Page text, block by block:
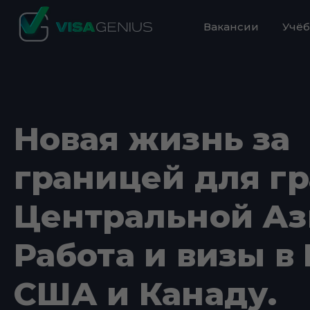
Вакансии
Новая жизнь за
границей для
Центральной
Работа и визы в
США и Канаду.